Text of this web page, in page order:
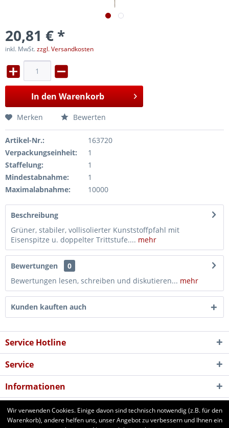
20,81 € *
inkl. MwSt.zzgl. Versandkosten
In den Warenkorb
Merken Bewerten
Artikel-Nr.:
163720
Verpackungseinheit:
1
Staffelung:
1
Mindestabnahme:
1
Maximalabnahme:
10000
Beschreibung
Grüner, stabiler, vollisolierter Kunststoffpfahl mit
Eisenspitze u. doppelter Trittstufe.... mehr
Bewertungen
0
Bewertungen lesen, schreiben und diskutieren... mehr
Kunden kauften auch
Service Hotline
Service
Informationen
Newsletter
Wir verwenden Cookies. Einige davon sind technisch notwendig (z.B. für den
Warenkorb), andere helfen uns, unser Angebot zu verbessern und Ihnen ein